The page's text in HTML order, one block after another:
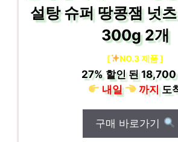
설탕 슈퍼 땅콩잼 넛
300g 2개
[ NO.3 제품 ]
27% 할인 된18,700
내일
까지도
구매 바로가기